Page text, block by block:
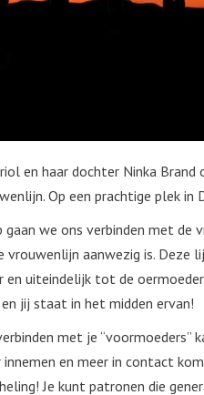
en haar dochter Ninka
Op een prachtige plek in
gaan we ons verbinden met de
vrouwenlijn aanwezig is. Deze
en uiteindelijk tot de
jij staat in het midden ervan!
met je “voormoeders”
en meer in contact
Je kunt patronen die